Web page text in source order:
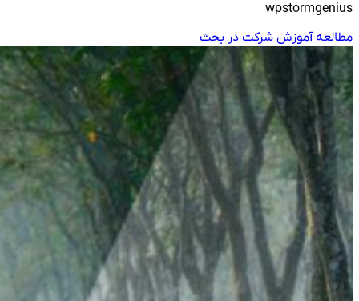
wpstormgenius
مطالعه آموزش شرکت در بحث